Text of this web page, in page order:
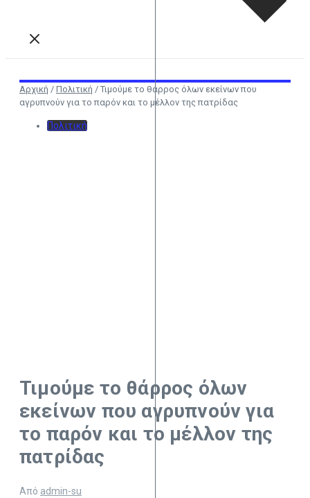
Αρχική / Πολιτική / Τιμούμε το θάρρος όλων εκείνων που
αγρυπνούν για το παρόν και το μέλλον της πατρίδας
Πολιτική
Τιμούμε το θάρρος όλων
εκείνων που αγρυπνούν για
το παρόν και το μέλλον της
πατρίδας
Από admin-su